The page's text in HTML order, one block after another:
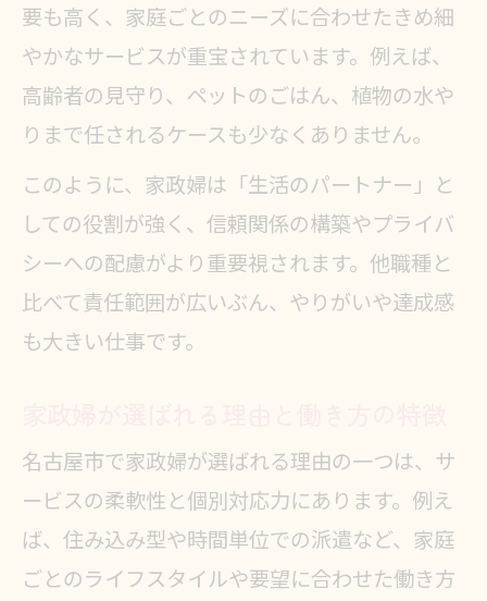
要も高く、家庭ごとのニーズに合わせたきめ細
やかなサービスが重宝されています。例えば、
高齢者の見守り、ペットのごはん、植物の水や
りまで任されるケースも少なくありません。
このように、家政婦は「生活のパートナー」と
しての役割が強く、信頼関係の構築やプライバ
シーへの配慮がより重要視されます。他職種と
比べて責任範囲が広いぶん、やりがいや達成感
も大きい仕事です。
名古屋市で家政婦が選ばれる理由の一つは、サ
ービスの柔軟性と個別対応力にあります。例え
ば、住み込み型や時間単位での派遣など、家庭
ごとのライフスタイルや要望に合わせた働き方